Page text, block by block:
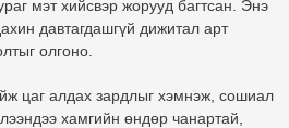
мэт хийсвэр жорууд багтсан. Энэ
давтагдашгүй дижитал арт
олгоно.
цаг алдах зардлыг хэмнэж, сошиал
хамгийн өндөр чанартай,